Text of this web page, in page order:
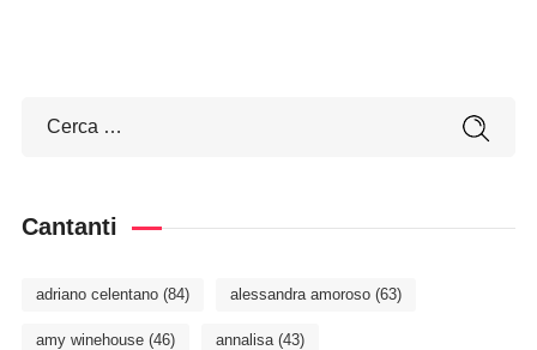
Cantanti
adriano celentano(84) alessandra amoroso(63)
amy winehouse(46) annalisa(43)